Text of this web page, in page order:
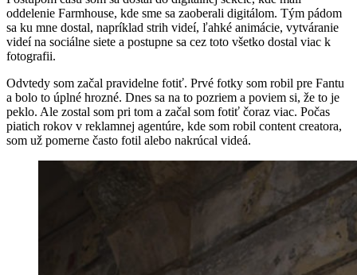
oddelenie Farmhouse, kde sme sa zaoberali digitálom. Tým pádom
sa ku mne dostal, napríklad strih videí, ľahké animácie, vytváranie
videí na sociálne siete a postupne sa cez toto všetko dostal viac k
fotografii.
Odvtedy som začal pravidelne fotiť. Prvé fotky som robil pre Fantu
a bolo to úplné hrozné. Dnes sa na to pozriem a poviem si, že to je
peklo. Ale zostal som pri tom a začal som fotiť čoraz viac. Počas
piatich rokov v reklamnej agentúre, kde som robil content creatora,
som už pomerne často fotil alebo nakrúcal videá.